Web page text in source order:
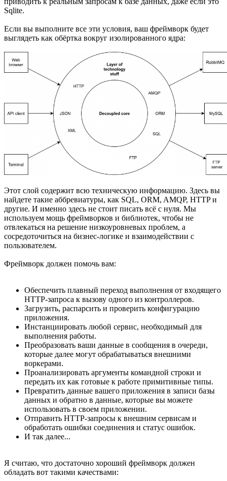
Sqlite.
Если вы выполните все эти условия, ваш фреймворк будет
выглядеть как обёртка вокруг изолированного ядра:
Этот слой содержит всю техническую информацию. Здесь вы
найдете такие аббревиатуры, как SQL, ORM, AMQP, HTTP и
другие. И именно здесь не стоит писать всё с нуля. Мы
используем мощь фреймворков и библиотек, чтобы не
отвлекаться на решение низкоуровневых проблем, а
сосредоточиться на бизнес-логике и взаимодействии с
пользователем.
Фреймворк должен помочь вам:
Обеспечить плавный переход выполнения от входящего
HTTP-запроса к вызову одного из контроллеров.
Загрузить, распарсить и проверить конфигурацию
приложения.
Инстанциировать любой сервис, необходимый для
выполнения работы.
Преобразовать ваши данные в сообщения в очереди,
которые далее могут обрабатываться внешними
воркерами.
Проанализировать аргументы командной строки и
передать их как готовые к работе примитивные типы.
Превратить данные вашего приложения в записи базы
данных и обратно в данные, которые вы можете
использовать в своем приложении.
Отправить HTTP-запросы к внешним сервисам и
обработать ошибки соединения и статус ошибок.
И так далее...
Я считаю, что достаточно хороший фреймворк должен
обладать вот такими качествами: